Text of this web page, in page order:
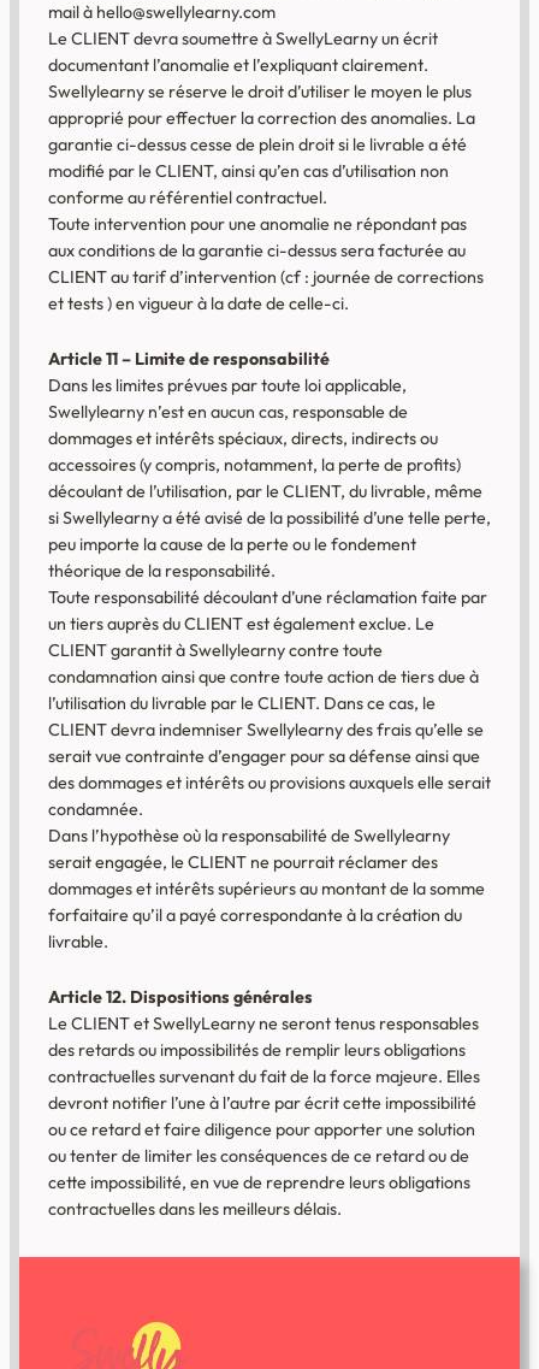
mail à hello@swellylearny.com
Le CLIENT devra soumettre à SwellyLearny un écrit
documentant l’anomalie et l’expliquant clairement.
Swellylearny se réserve le droit d’utiliser le moyen le plus
approprié pour effectuer la correction des anomalies. La
garantie ci-dessus cesse de plein droit si le livrable a été
modifié par le CLIENT, ainsi qu’en cas d’utilisation non
conforme au référentiel contractuel.
Toute intervention pour une anomalie ne répondant pas
aux conditions de la garantie ci-dessus sera facturée au
CLIENT au tarif d’intervention (cf : journée de corrections
et tests ) en vigueur à la date de celle-ci.
Article 11 – Limite de responsabilité
Dans les limites prévues par toute loi applicable,
Swellylearny n’est en aucun cas, responsable de
dommages et intérêts spéciaux, directs, indirects ou
accessoires (y compris, notamment, la perte de profits)
découlant de l’utilisation, par le CLIENT, du livrable, même
si Swellylearny a été avisé de la possibilité d’une telle perte,
peu importe la cause de la perte ou le fondement
théorique de la responsabilité.
Toute responsabilité découlant d’une réclamation faite par
un tiers auprès du CLIENT est également exclue. Le
CLIENT garantit à Swellylearny contre toute
condamnation ainsi que contre toute action de tiers due à
l’utilisation du livrable par le CLIENT. Dans ce cas, le
CLIENT devra indemniser Swellylearny des frais qu’elle se
serait vue contrainte d’engager pour sa défense ainsi que
des dommages et intérêts ou provisions auxquels elle serait
condamnée.
Dans l’hypothèse où la responsabilité de Swellylearny
serait engagée, le CLIENT ne pourrait réclamer des
dommages et intérêts supérieurs au montant de la somme
forfaitaire qu’il a payé correspondante à la création du
livrable.
Article 12. Dispositions générales
Le CLIENT et SwellyLearny ne seront tenus responsables
des retards ou impossibilités de remplir leurs obligations
contractuelles survenant du fait de la force majeure. Elles
devront notifier l’une à l’autre par écrit cette impossibilité
ou ce retard et faire diligence pour apporter une solution
ou tenter de limiter les conséquences de ce retard ou de
cette impossibilité, en vue de reprendre leurs obligations
contractuelles dans les meilleurs délais.